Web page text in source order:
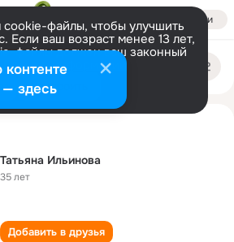
Войти
файлы, чтобы улучшить
Если ваш возраст менее 13 лет,
файлы должен ваш законный
Больше информации
Настроить
Татьяна Ильинова
35 лет
Добавить в друзья
здесь